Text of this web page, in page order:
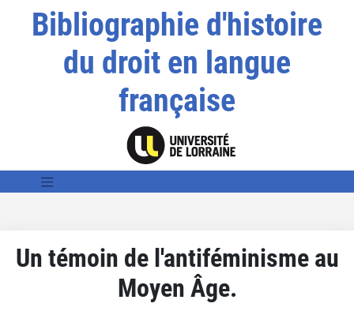
Bibliographie d'histoire
du droit en langue
française
Un témoin de l'antiféminisme au
Moyen Âge.